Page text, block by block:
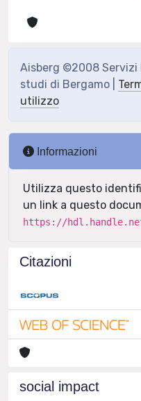
Aisberg ©2008
studi di Bergamo |
utilizzo
Informazioni
Utilizza questo
un link a questo
https://
Citazioni
social impact